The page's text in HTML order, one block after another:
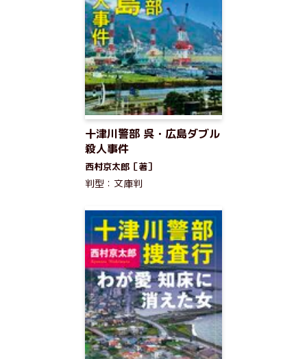
十津川警部 呉・広島ダブル
殺人事件
西村京太郎［著］
判型：文庫判